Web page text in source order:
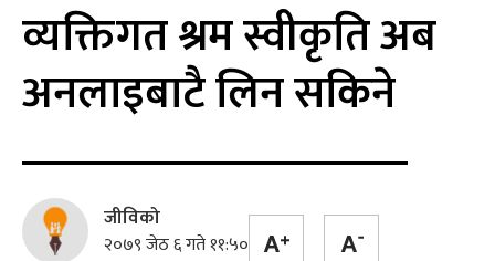
व्यक्तिगत श्रम स्वीकृति अब
अनलाइबाटै लिन सकिने
जीविको
२०७९ जेठ ६ गते ११:५०